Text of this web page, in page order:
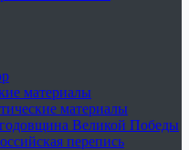
материалы
материалы
Великой Победы
перепись